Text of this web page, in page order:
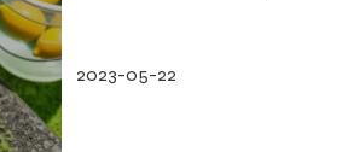
2023-05-22